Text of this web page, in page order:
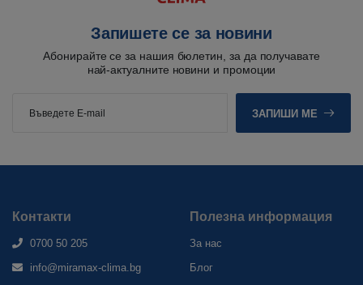
Запишете се за новини
Абонирайте се за нашия бюлетин, за да получавате
най-актуалните новини и промоции
ЗАПИШИ МЕ
Контакти
0700 50 205
info@miramax-clima.bg
Полезна информация
За нас
Блог